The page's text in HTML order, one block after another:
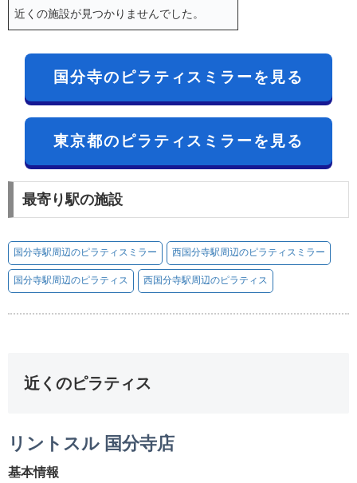
近くの施設が見つかりませんでした。
国分寺のピラティスミラーを見る
東京都のピラティスミラーを見る
最寄り駅の施設
国分寺駅周辺のピラティスミラー 西国分寺駅周辺のピラティスミラー
国分寺駅周辺のピラティス 西国分寺駅周辺のピラティス
近くのピラティス
リントスル 国分寺店
基本情報